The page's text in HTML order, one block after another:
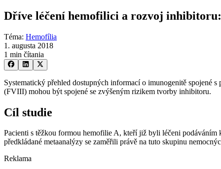
Dříve léčení hemofilici a rozvoj
Téma: Hemofília
1. augusta 2018
1 min čítania
Systematický přehled dostupných informací o imunogenitě spojené
(FVIII) mohou být spojené se zvýšeným rizikem tvorby inhibitoru.
Cíl studie
Pacienti s těžkou formou hemofilie A, kteří již byli léčeni podáváním
předkládané metaanalýzy se zaměřili právě na tuto skupinu
Reklama